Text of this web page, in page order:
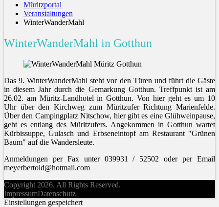
Müritzportal
Veranstaltungen
WinterWanderMahl
WinterWanderMahl in Gotthun
Das 9. WinterWanderMahl steht vor den Türen und führt die Gäste
in diesem Jahr durch die Gemarkung Gotthun. Treffpunkt ist am
26.02. am Müritz-Landhotel in Gotthun. Von hier geht es um 10
Uhr über den Kirchweg zum Müritzufer Richtung Marienfelde.
Über den Campingplatz Nitschow, hier gibt es eine Glühweinpause,
geht es entlang des Müritzufers. Angekommen in Gotthun wartet
Kürbissuppe, Gulasch und Erbseneintopf am Restaurant "Grünen
Baum" auf die Wandersleute.
Anmeldungen per Fax unter 039931 / 52502 oder per Email
meyerbertold@hotmail.com
Copyright 2026. All Rights Reserved.
ImpressumDatenschutz
Einstellungen gespeichert